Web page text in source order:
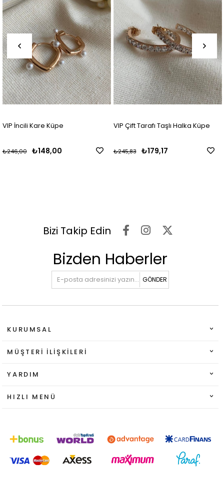
VIP İncili Kare Küpe
₺148,00
₺246,00
VIP Çift Tarafı Taşlı Halka Küpe
₺179,17
₺245,83
Bizi Takip Edin
Bizden Haberler
GÖNDER
KURUMSAL
MÜŞTERI İLIŞKILERI
YARDIM
HIZLI MENÜ